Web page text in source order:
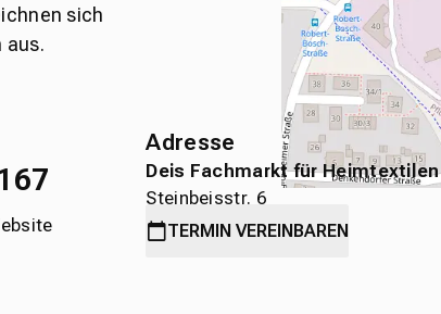
sich
aus.
Adresse
Deis Fachmarkt für Heimtextilen
Steinbeisstr. 6
71636 Ludwigsburg
TERMIN VEREINBAREN